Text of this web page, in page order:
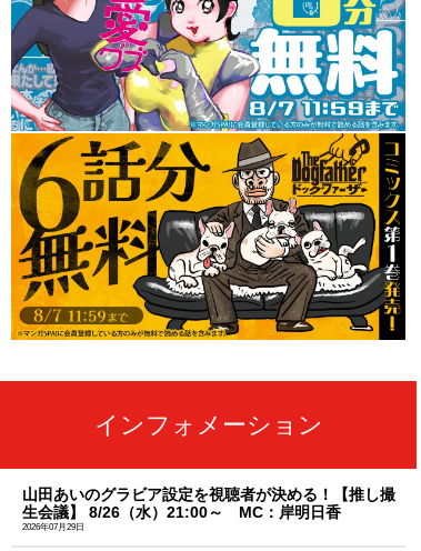
インフォメーション
山田あいのグラビア設定を視聴者が決める！【推し撮
生会議】 8/26（水）21:00～ MC：岸明日香
2026年07月29日